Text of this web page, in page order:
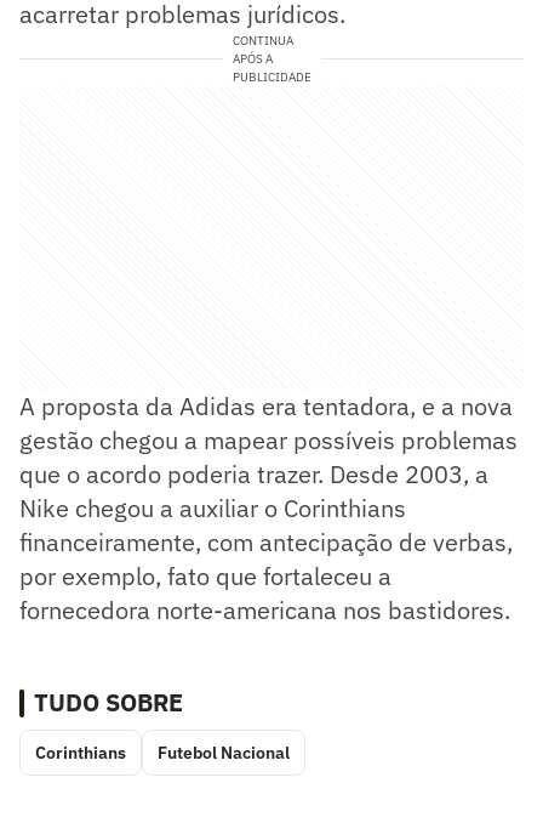
acarretar problemas jurídicos.
CONTINUA
APÓS A
PUBLICIDADE
A proposta da Adidas era tentadora, e a nova
gestão chegou a mapear possíveis problemas
que o acordo poderia trazer. Desde 2003, a
Nike chegou a auxiliar o Corinthians
financeiramente, com antecipação de verbas,
por exemplo, fato que fortaleceu a
fornecedora norte-americana nos bastidores.
TUDO SOBRE
Corinthians Futebol Nacional